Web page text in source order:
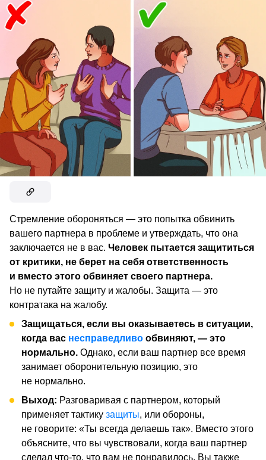
Стремление обороняться — это попытка обвинить
вашего партнера в проблеме и утверждать, что она
заключается не в ваc. Человек пытается защититься
от критики, не берет на себя ответственность
и вместо этого обвиняет своего партнера.
Но не путайте защиту и жалобы. Защита — это
контратака на жалобу.
Защищаться, если вы оказываетесь в ситуации,
когда вас несправедливо обвиняют, — это
нормально. Однако, если ваш партнер все время
занимает оборонительную позицию, это
не нормально.
Выход: Разговаривая с партнером, который
применяет тактику защиты, или обороны,
не говорите: «Ты всегда делаешь так». Вместо этого
объясните, что вы чувствовали, когда ваш партнер
сделал что-то, что вам не понравилось. Вы также